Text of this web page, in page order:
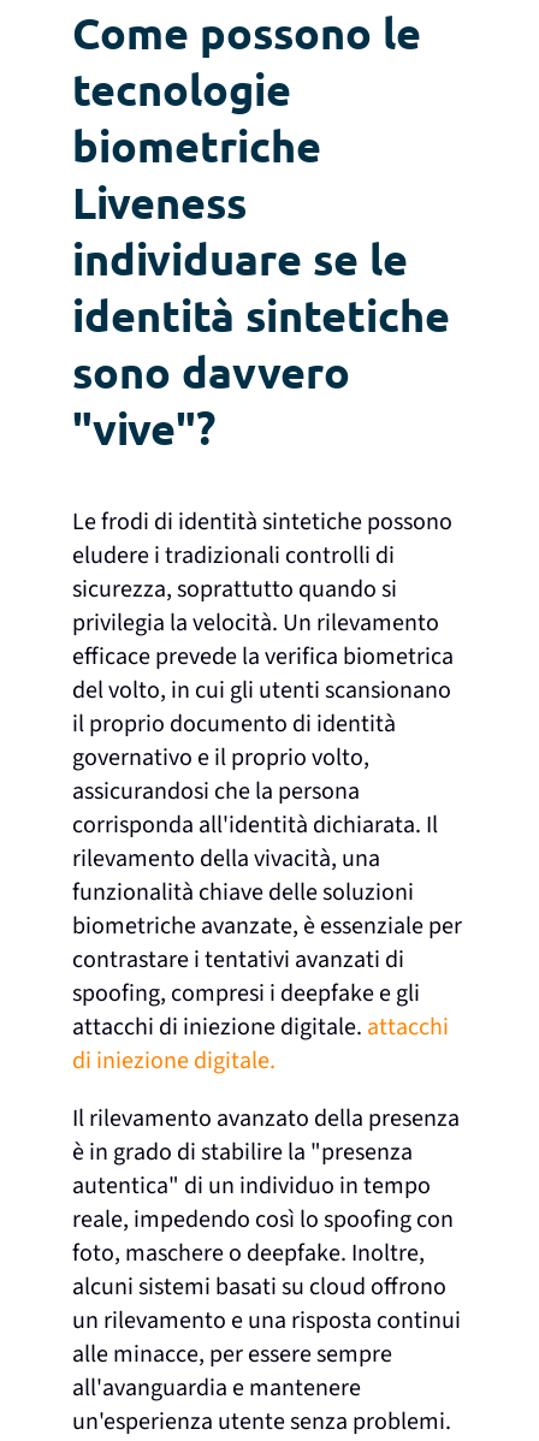
Come possono le
tecnologie
biometriche
Liveness
individuare se le
identità sintetiche
sono davvero
"vive"?
Le frodi di identità sintetiche possono
eludere i tradizionali controlli di
sicurezza, soprattutto quando si
privilegia la velocità. Un rilevamento
efficace prevede la verifica biometrica
del volto, in cui gli utenti scansionano
il proprio documento di identità
governativo e il proprio volto,
assicurandosi che la persona
corrisponda all'identità dichiarata. Il
rilevamento della vivacità, una
funzionalità chiave delle soluzioni
biometriche avanzate, è essenziale per
contrastare i tentativi avanzati di
spoofing, compresi i deepfake e gli
attacchi di iniezione digitale. attacchi
di iniezione digitale.
Il rilevamento avanzato della presenza
è in grado di stabilire la "presenza
autentica" di un individuo in tempo
reale, impedendo così lo spoofing con
foto, maschere o deepfake. Inoltre,
alcuni sistemi basati su cloud offrono
un rilevamento e una risposta continui
alle minacce, per essere sempre
all'avanguardia e mantenere
un'esperienza utente senza problemi.